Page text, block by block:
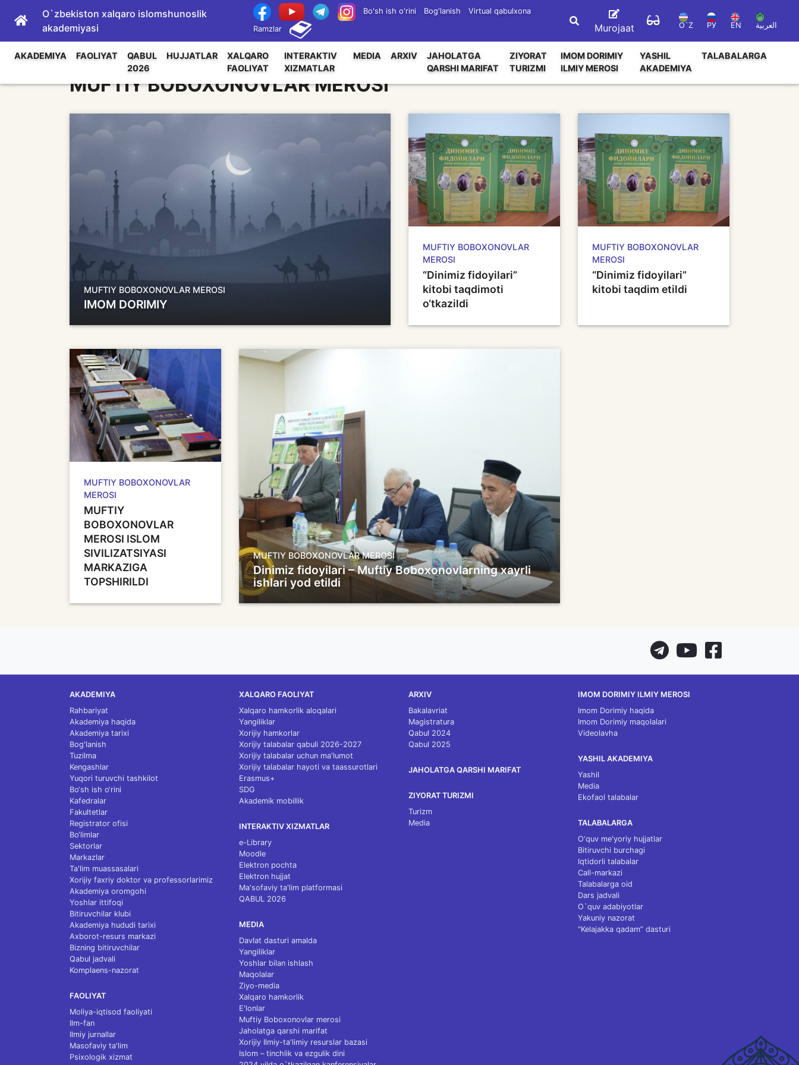
O`zbekiston xalqaro islomshunoslik
akademiyasi
Bo'sh ish o'rini Bog'lanish
Virtual qabulxona
Ramzlar
Murojaat O`Z РУ EN العربية
AKADEMIYA FAOLIYAT
QABUL
2026
HUJJATLAR
XALQARO
FAOLIYAT
INTERAKTIV
XIZMATLAR
MEDIA ARXIV
JAHOLATGA
QARSHI MARIFAT
ZIYORAT
TURIZMI
IMOM DORIMIY
ILMIY MEROSI
YASHIL
AKADEMIYA
TALABALARGA
MUFTIY BOBOXONOVLAR MEROSI
MUFTIY BOBOXONOVLAR MEROSI
IMOM DORIMIY
MUFTIY BOBOXONOVLAR
MEROSI
“Dinimiz fidoyilari”
kitobi taqdimoti
o‘tkazildi
MUFTIY BOBOXONOVLAR
MEROSI
“Dinimiz fidoyilari”
kitobi taqdim etildi
MUFTIY BOBOXONOVLAR MEROSI
Dinimiz fidoyilari – Muftiy Boboxonovlarning xayrli
ishlari yod etildi
MUFTIY BOBOXONOVLAR
MEROSI
MUFTIY
BOBOXONOVLAR
MEROSI ISLOM
SIVILIZATSIYASI
MARKAZIGA
TOPSHIRILDI
AKADEMIYA
Rahbariyat
Akademiya haqida
Akademiya tarixi
Bog'lanish
Tuzilma
Kengashlar
Yuqori turuvchi tashkilot
Bo‘sh ish o‘rini
Kafedralar
Fakultetlar
Registrator ofisi
Bo‘limlar
Sektorlar
Markazlar
Ta'lim muassasalari
Xorijiy faxriy doktor va professorlarimiz
Akademiya oromgohi
Yoshlar ittifoqi
Bitiruvchilar klubi
Akademiya hududi tarixi
Axborot-resurs markazi
Bizning bitiruvchilar
Qabul jadvali
Komplaens-nazorat
FAOLIYAT
Moliya-iqtisod faoliyati
Ilm-fan
Ilmiy jurnallar
Masofaviy ta'lim
Psixologik xizmat
XALQARO FAOLIYAT
Xalqaro hamkorlik aloqalari
Yangiliklar
Xorijiy hamkorlar
Xorijiy talabalar qabuli 2026-2027
Xorijiy talabalar uchun ma'lumot
Xorijiy talabalar hayoti va taassurotlari
Erasmus+
SDG
Akademik mobillik
INTERAKTIV XIZMATLAR
e-Library
Moodle
Elektron pochta
Elektron hujjat
Ma'sofaviy ta'lim platformasi
QABUL 2026
MEDIA
Davlat dasturi amalda
Yangiliklar
Yoshlar bilan ishlash
Maqolalar
Ziyo-media
Xalqaro hamkorlik
E'lonlar
Muftiy Boboxonovlar merosi
Jaholatga qarshi marifat
Xorijiy Ilmiy-ta'limiy resurslar bazasi
Islom – tinchlik va ezgulik dini
ARXIV
Bakalavriat
Magistratura
Qabul 2024
Qabul 2025
JAHOLATGA QARSHI MARIFAT
ZIYORAT TURIZMI
Turizm
Media
IMOM DORIMIY ILMIY MEROSI
Imom Dorimiy haqida
Imom Dorimiy maqolalari
Videolavha
YASHIL AKADEMIYA
Yashil
Media
Ekofaol talabalar
TALABALARGA
O‘quv me'yoriy hujjatlar
Bitiruvchi burchagi
Iqtidorli talabalar
Call-markazi
Talabalarga oid
Dars jadvali
O`quv adabiyotlar
Yakuniy nazorat
“Kelajakka qadam” dasturi